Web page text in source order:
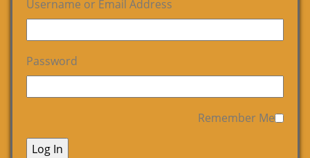
Username or Email Address
Password
Remember Me